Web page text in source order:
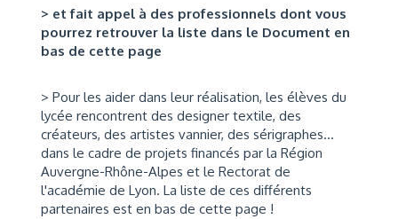
> et fait appel à des professionnels dont vous
pourrez retrouver la liste dans le Document en
bas de cette page
> Pour les aider dans leur réalisation, les élèves du
lycée rencontrent des designer textile, des
créateurs, des artistes vannier, des sérigraphes...
dans le cadre de projets financés par la Région
Auvergne-Rhône-Alpes et le Rectorat de
l'académie de Lyon. La liste de ces différents
partenaires est en bas de cette page !